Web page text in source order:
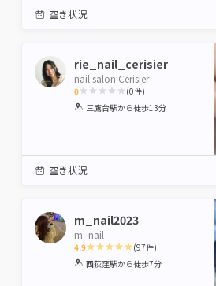
空き状況
rie_nail_cerisier
nail salon Cerisier
0
1 2 3 4 5
(0件)
三鷹台駅から徒歩13分
空き状況
m_nail2023
m_nail
4.9
1 2 3 4 5
(97件)
西荻窪駅から徒歩7分